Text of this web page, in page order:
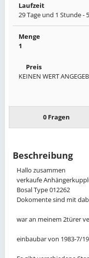
Laufzeit
29 Tage und 1 Stunde -
Menge
1
Preis
KEINEN WERT
0 Fragen
Beschreibung
Hallo zusammen
verkaufe
Bosal Type 012262
Dokomente sind mit
war an meinem 2türer
einbaubar von 1983-7/